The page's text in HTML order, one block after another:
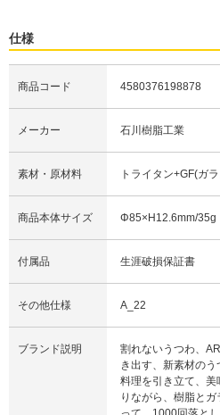
仕様
商品コード 4580376198878
メーカー 石川樹脂工業
素材・原材料 トライタン+GF(ガ
商品本体サイズ Φ85×H12.6mm/35g
付属品 生涯破損保証書
その他仕様 A_22
ブランド説明
割れないうつわ、
き出す、新素材のう
料理を引き立て、
りながら、樹脂と